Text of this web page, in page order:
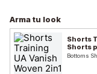
Arma tu look
Shorts
Shorts
Bottoms